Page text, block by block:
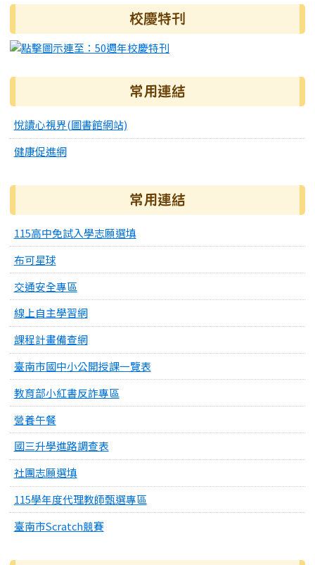
右邊區域內容 校慶特刊
常用連結
悅讀心視界(圖書館網站)
健康促進網
常用連結
115高中免試入學志願選填
布可星球
交通安全專區
線上自主學習網
課程計畫備查網
臺南市國中小公開授課一覽表
教育部小紅書反詐專區
營養午餐
國三升學進路調查表
社團志願選填
115學年度代理教師甄選專區
臺南市Scratch競賽